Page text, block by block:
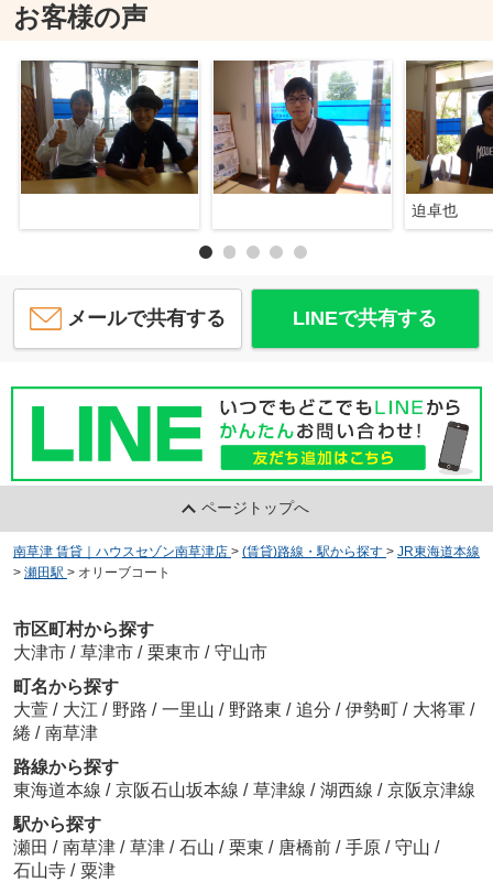
お客様の声
迫卓也
メールで共有する LINEで共有する
ページトップへ
南草津 賃貸｜ハウスセゾン南草津店 > (賃貸)路線・駅から探す > JR東海道本線
> 瀬田駅 > オリーブコート
市区町村から探す
大津市 / 草津市 / 栗東市 / 守山市
町名から探す
大萱 / 大江 / 野路 / 一里山 / 野路東 / 追分 / 伊勢町 / 大将軍 /
綣 / 南草津
路線から探す
東海道本線 / 京阪石山坂本線 / 草津線 / 湖西線 / 京阪京津線
駅から探す
瀬田 / 南草津 / 草津 / 石山 / 栗東 / 唐橋前 / 手原 / 守山 /
石山寺 / 粟津